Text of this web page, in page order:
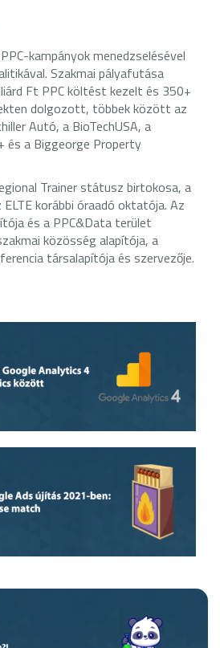
kampányok menedzselésével
Szakmai pályafutása
Ft PPC költést kezelt és 350+
dolgozott, többek között az
Autó, a BioTechUSA, a
és a Biggeorge Property
Trainer státusz birtokosa, a
ELTE korábbi óraadó oktatója. Az
és a PPC&Data terület
közösség alapítója, a
társalapítója és szervezője.